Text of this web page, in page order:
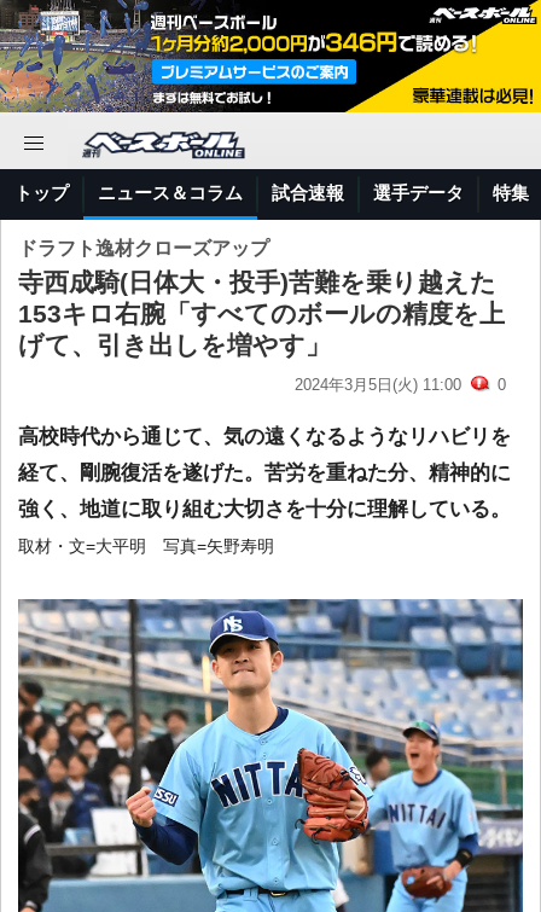
トップ ニュース＆コラム 試合速報 選手データ 特集
ドラフト逸材クローズアップ
寺西成騎(日体大・投手)苦難を乗り越えた
153キロ右腕「すべてのボールの精度を上
げて、引き出しを増やす」
2024年3月5日(火) 11:00 0
高校時代から通じて、気の遠くなるようなリハビリを
経て、剛腕復活を遂げた。苦労を重ねた分、精神的に
強く、地道に取り組む大切さを十分に理解している。
取材・文=大平明 写真=矢野寿明